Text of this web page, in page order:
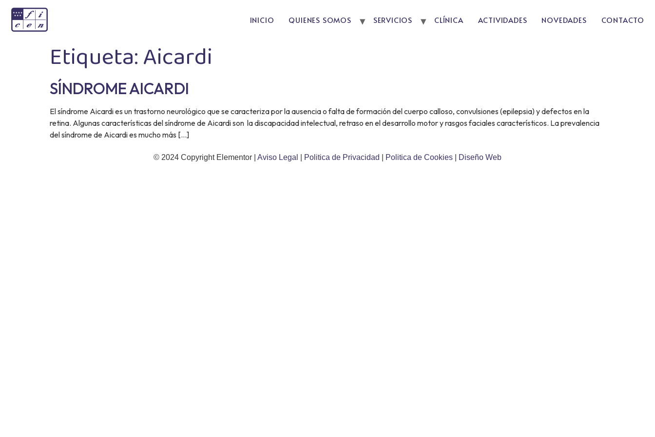
INICIO QUIENES SOMOS SERVICIOS CLÍNICA ACTIVIDADES NOVEDADES CONTACTO
Etiqueta:Aicardi
SÍNDROME AICARDI
El síndrome Aicardi es un trastorno neurológico que se caracteriza por la ausencia o falta de formación del cuerpo calloso, convulsiones (epilepsia) y defectos en la
retina. Algunas características del síndrome de Aicardi son la discapacidad intelectual, retraso en el desarrollo motor y rasgos faciales característicos. La prevalencia
del síndrome de Aicardi es mucho más […]
© 2024 Copyright Elementor | Aviso Legal Politica de Privacidad Politica de Cookies Diseño Web